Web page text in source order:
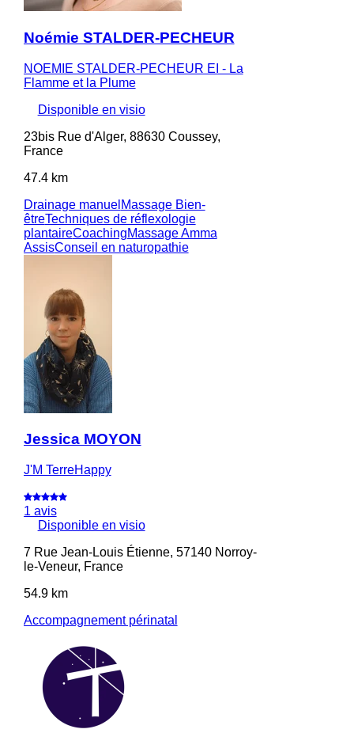
Noémie STALDER-PECHEUR
NOEMIE STALDER-PECHEUR EI - La
Flamme et la Plume
Disponible en visio
23bis Rue d'Alger, 88630 Coussey,
France
47.4 km
Drainage manuel Massage Bien-
êtreTechniques de réflexologie
plantaireCoachingMassage Amma
AssisConseil en naturopathie
Jessica MOYON
J'M TerreHappy
1 avis
Disponible en visio
7 Rue Jean-Louis Étienne, 57140 Norroy-
le-Veneur, France
54.9 km
Accompagnement périnatal